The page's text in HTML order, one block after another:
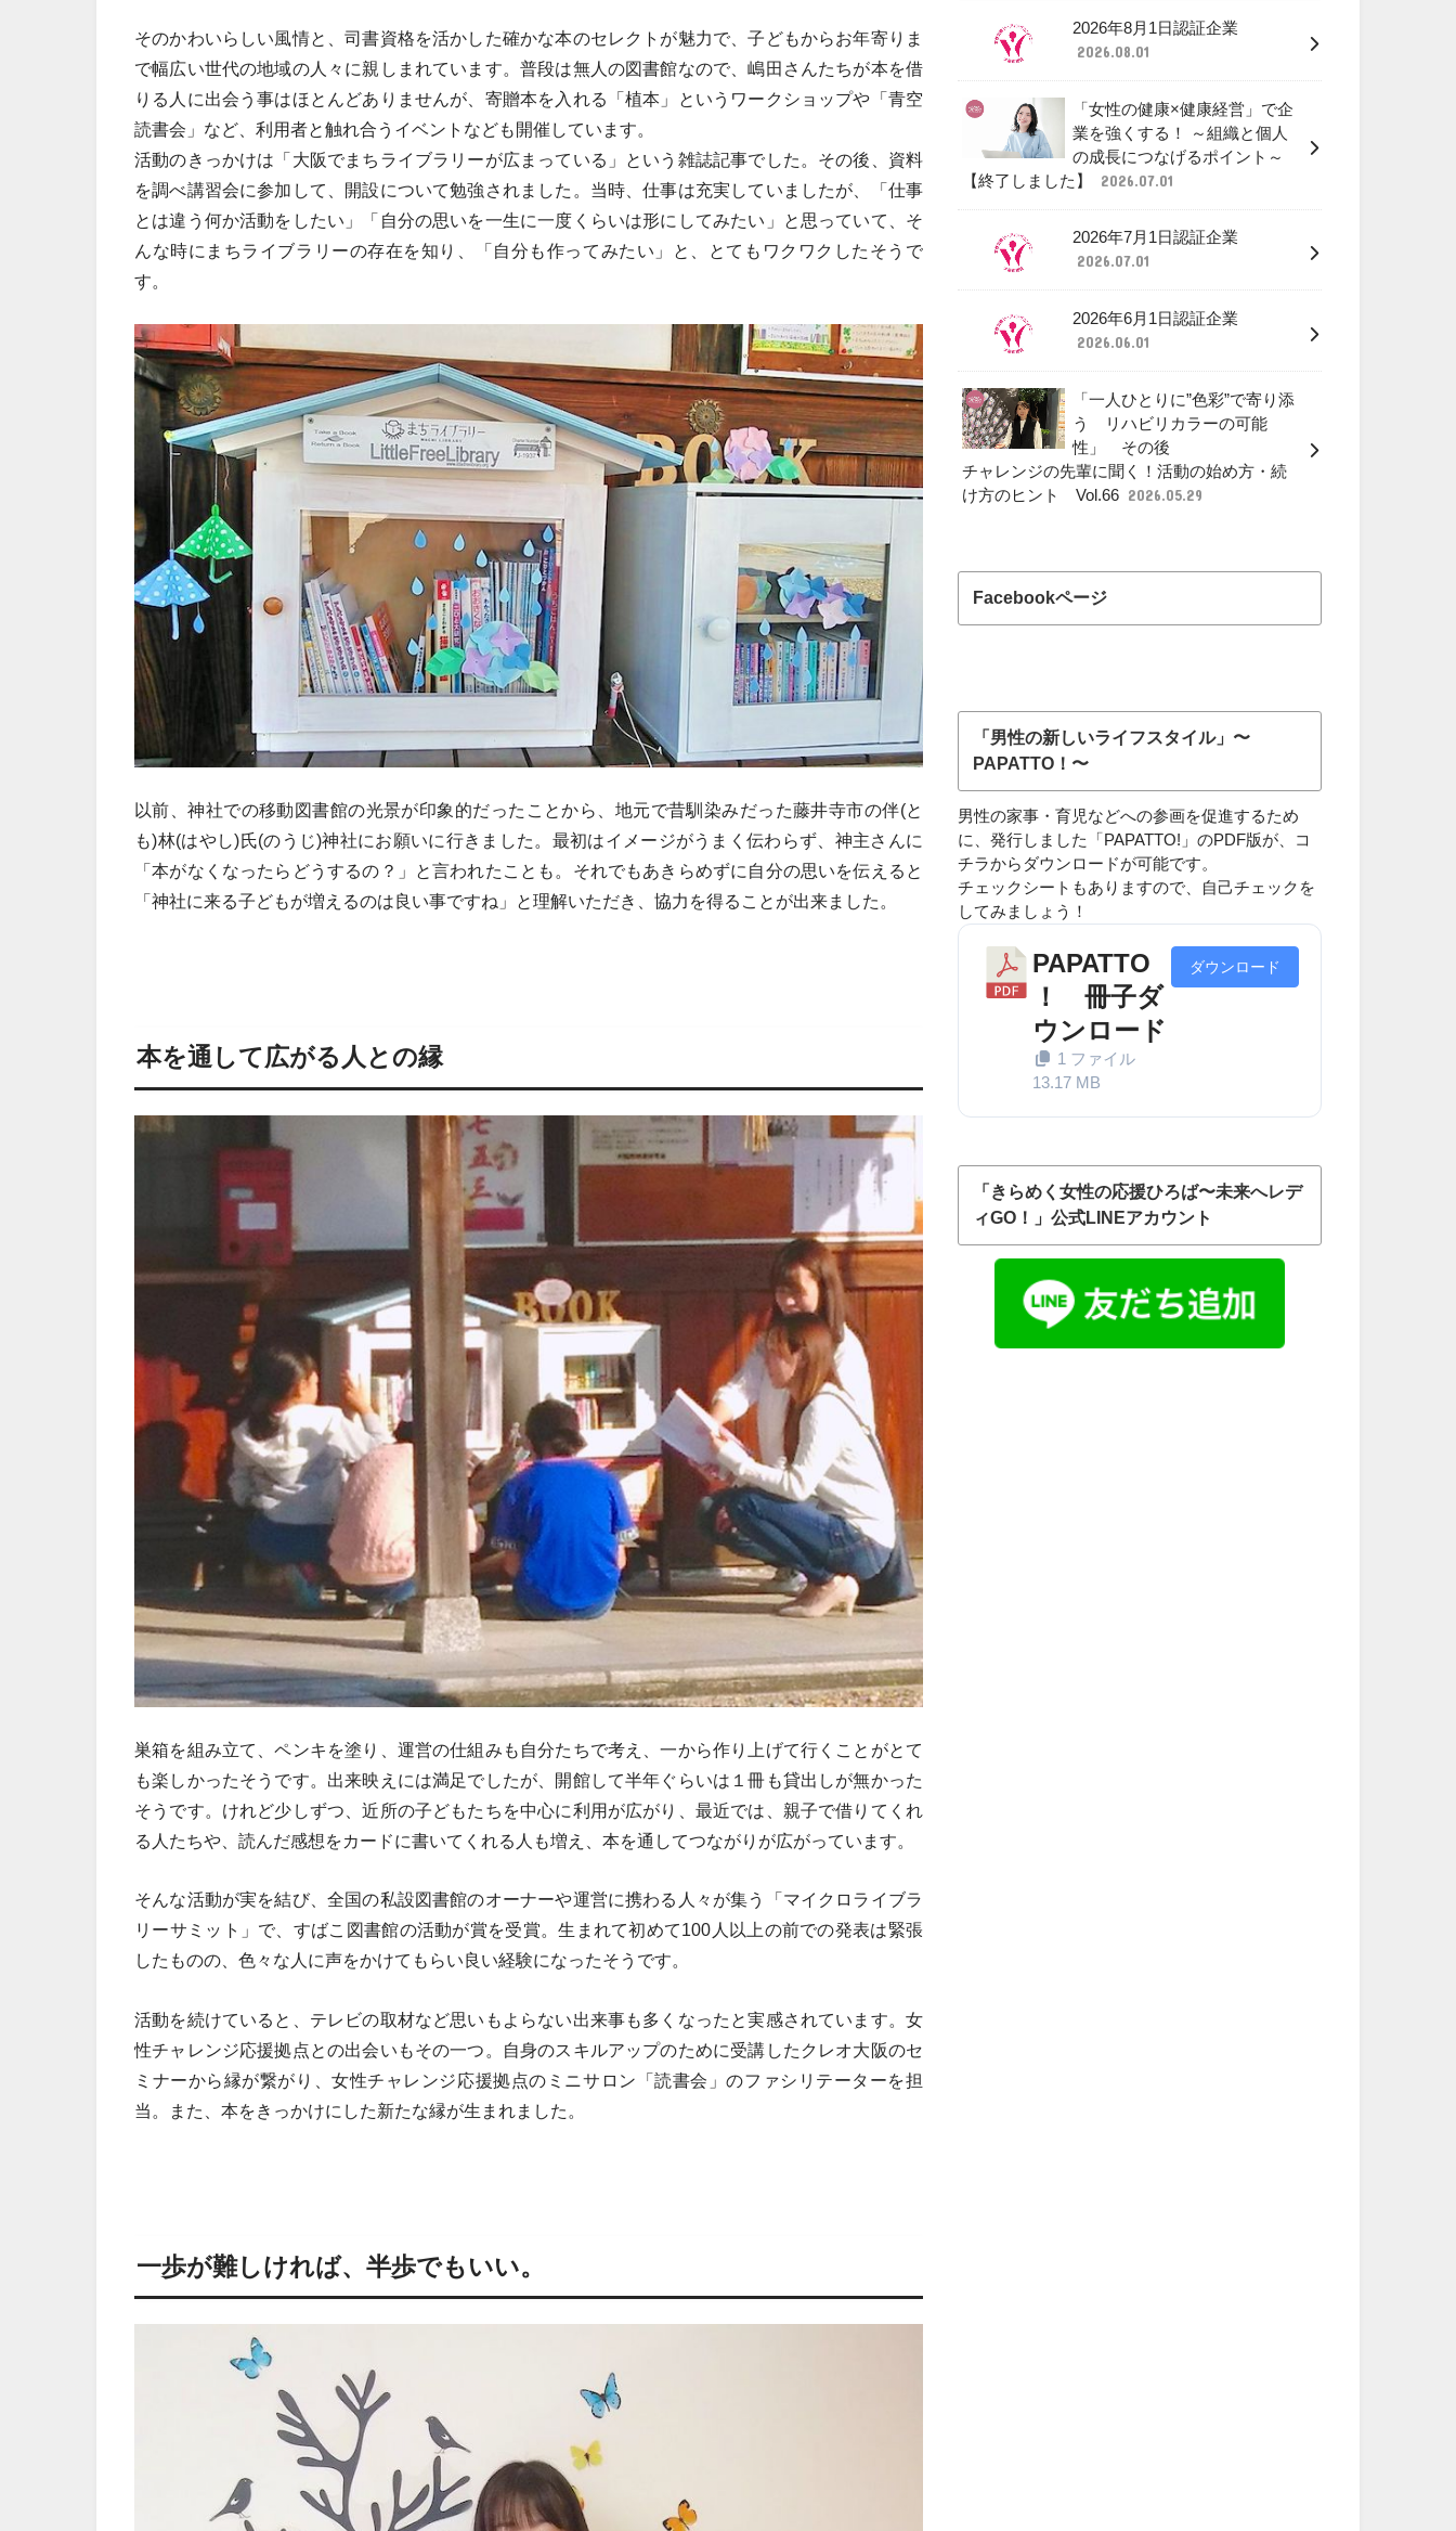
そのかわいらしい風情と、司書資格を活かした確かな本のセレクトが魅力で、子どもからお年寄りま
で幅広い世代の地域の人々に親しまれています。普段は無人の図書館なので、嶋田さんたちが本を借
りる人に出会う事はほとんどありませんが、寄贈本を入れる「植本」というワークショップや「青空
読書会」など、利用者と触れ合うイベントなども開催しています。
活動のきっかけは「大阪でまちライブラリーが広まっている」という雑誌記事でした。その後、資料
を調べ講習会に参加して、開設について勉強されました。当時、仕事は充実していましたが、「仕事
とは違う何か活動をしたい」「自分の思いを一生に一度くらいは形にしてみたい」と思っていて、そ
んな時にまちライブラリーの存在を知り、「自分も作ってみたい」と、とてもワクワクしたそうで
す。
以前、神社での移動図書館の光景が印象的だったことから、地元で昔馴染みだった藤井寺市の伴(と
も)林(はやし)氏(のうじ)神社にお願いに行きました。最初はイメージがうまく伝わらず、神主さんに
「本がなくなったらどうするの？」と言われたことも。それでもあきらめずに自分の思いを伝えると
「神社に来る子どもが増えるのは良い事ですね」と理解いただき、協力を得ることが出来ました。
本を通して広がる人との縁
巣箱を組み立て、ペンキを塗り、運営の仕組みも自分たちで考え、一から作り上げて行くことがとて
も楽しかったそうです。出来映えには満足でしたが、開館して半年ぐらいは１冊も貸出しが無かった
そうです。けれど少しずつ、近所の子どもたちを中心に利用が広がり、最近では、親子で借りてくれ
る人たちや、読んだ感想をカードに書いてくれる人も増え、本を通してつながりが広がっています。
そんな活動が実を結び、全国の私設図書館のオーナーや運営に携わる人々が集う「マイクロライブラ
リーサミット」で、すばこ図書館の活動が賞を受賞。生まれて初めて100人以上の前での発表は緊張
したものの、色々な人に声をかけてもらい良い経験になったそうです。
活動を続けていると、テレビの取材など思いもよらない出来事も多くなったと実感されています。女
性チャレンジ応援拠点との出会いもその一つ。自身のスキルアップのために受講したクレオ大阪のセ
ミナーから縁が繋がり、女性チャレンジ応援拠点のミニサロン「読書会」のファシリテーターを担
当。また、本をきっかけにした新たな縁が生まれました。
一歩が難しければ、半歩でもいい。
2026年8月1日認証企業
2026.08.01
「女性の健康×健康経営」で企
業を強くする！ ～組織と個人
の成長につなげるポイント～
【終了しました】
2026.07.01
2026年7月1日認証企業
2026.07.01
2026年6月1日認証企業
2026.06.01
「一人ひとりに”色彩”で寄り添
う リハビリカラーの可能
性」 その後
チャレンジの先輩に聞く！活動の始め方・続
け方のヒント Vol.66 2026.05.29
Facebookページ
「男性の新しいライフスタイル」〜
PAPATTO！〜
男性の家事・育児などへの参画を促進するため
に、発行しました「PAPATTO!」のPDF版が、コ
チラからダウンロードが可能です。
チェックシートもありますので、自己チェックを
してみましょう！
PAPATTO
！ 冊子ダ
ウンロード
1 ファイル
13.17 MB
ダウンロード
「きらめく女性の応援ひろば〜未来へレデ
ィGO！」公式LINEアカウント